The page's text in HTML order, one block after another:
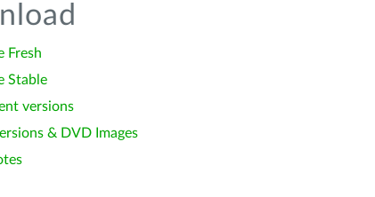
Fresh
Stable
versions
& DVD Images